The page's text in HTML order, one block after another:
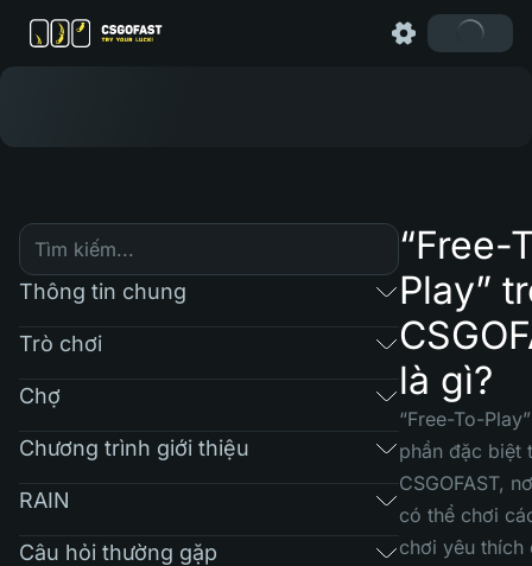
Thông tin chung
Trò chơi
Chợ
Chương trình giới thiệu
RAIN
Câu hỏi thường gặp
“Free-
Play”
là gì?
“Free-To-
phần đặc biệt
CSGOFAST,
có thể chơi
chơi yêu thích